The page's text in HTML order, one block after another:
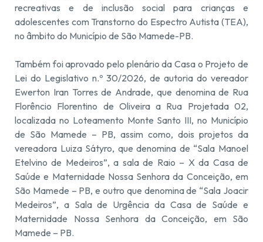
recreativas e de inclusão social para crianças e
adolescentes com Transtorno do Espectro Autista (TEA),
no âmbito do Município de São Mamede-PB.
Também foi aprovado pelo plenário da Casa o Projeto de
Lei do Legislativo n.º 30/2026, de autoria do vereador
Ewerton Iran Torres de Andrade, que denomina de Rua
Florêncio Florentino de Oliveira a Rua Projetada 02,
localizada no Loteamento Monte Santo III, no Município
de São Mamede – PB, assim como, dois projetos da
vereadora Luiza Sátyro, que denomina de “Sala Manoel
Etelvino de Medeiros”, a sala de Raio – X da Casa de
Saúde e Maternidade Nossa Senhora da Conceição, em
São Mamede – PB, e outro que denomina de “Sala Joacir
Medeiros”, a Sala de Urgência da Casa de Saúde e
Maternidade Nossa Senhora da Conceição, em São
Mamede – PB.